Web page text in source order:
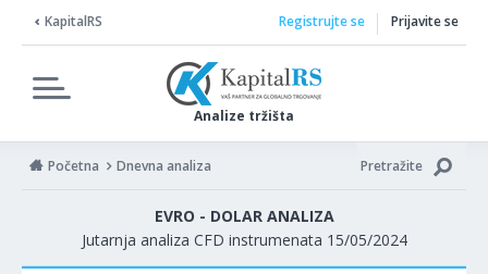
KapitalRS
Analize tržišta
Registrujte se Prijavite se
Početna Dnevna analiza Pretražite
EVRO - DOLAR ANALIZA
Jutarnja analiza CFD instrumenata 15/05/2024